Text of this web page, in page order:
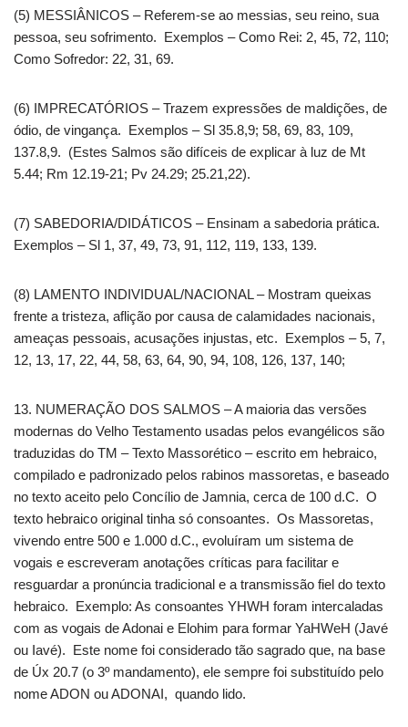
(5) MESSIÂNICOS – Referem-se ao messias, seu reino, sua
pessoa, seu sofrimento. Exemplos – Como Rei: 2, 45, 72, 110;
Como Sofredor: 22, 31, 69.
(6) IMPRECATÓRIOS – Trazem expressões de maldições, de
ódio, de vingança. Exemplos – Sl 35.8,9; 58, 69, 83, 109,
137.8,9. (Estes Salmos são difíceis de explicar à luz de Mt
5.44; Rm 12.19-21; Pv 24.29; 25.21,22).
(7) SABEDORIA/DIDÁTICOS – Ensinam a sabedoria prática.
Exemplos – Sl 1, 37, 49, 73, 91, 112, 119, 133, 139.
(8) LAMENTO INDIVIDUAL/NACIONAL – Mostram queixas
frente a tristeza, aflição por causa de calamidades nacionais,
ameaças pessoais, acusações injustas, etc. Exemplos – 5, 7,
12, 13, 17, 22, 44, 58, 63, 64, 90, 94, 108, 126, 137, 140;
13. NUMERAÇÃO DOS SALMOS – A maioria das versões
modernas do Velho Testamento usadas pelos evangélicos são
traduzidas do TM – Texto Massorético – escrito em hebraico,
compilado e padronizado pelos rabinos massoretas, e baseado
no texto aceito pelo Concílio de Jamnia, cerca de 100 d.C. O
texto hebraico original tinha só consoantes. Os Massoretas,
vivendo entre 500 e 1.000 d.C., evoluíram um sistema de
vogais e escreveram anotações críticas para facilitar e
resguardar a pronúncia tradicional e a transmissão fiel do texto
hebraico. Exemplo: As consoantes YHWH foram intercaladas
com as vogais de Adonai e Elohim para formar YaHWeH (Javé
ou Iavé). Este nome foi considerado tão sagrado que, na base
de Úx 20.7 (o 3º mandamento), ele sempre foi substituído pelo
nome ADON ou ADONAI, quando lido.